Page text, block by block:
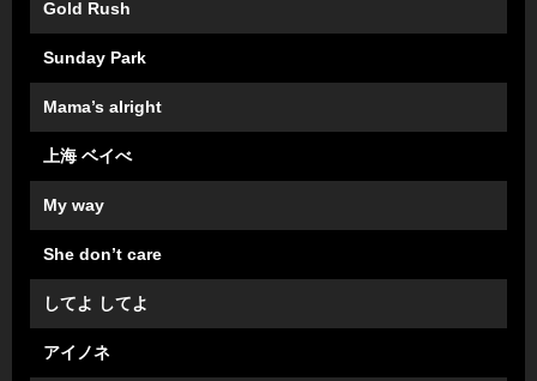
Gold Rush
Sunday Park
Mama’s alright
上海 ベイべ
My way
She don’t care
してよ してよ
アイノネ